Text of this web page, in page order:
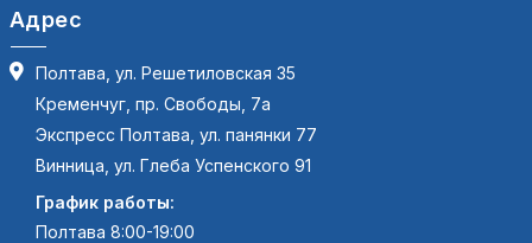
Адрес
Полтава, ул. Решетиловская 35
Кременчуг, пр. Свободы, 7а
Экспресс Полтава, ул. панянки 77
Винница, ул. Глеба Успенского 91
График работы:
Полтава 8:00-19:00